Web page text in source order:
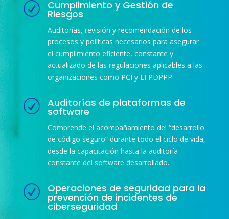
R Cumplimiento y Gestión de
Riesgos
Auditorías, revisión y recomendación de los
procesos y políticas necesarios para asegurar
el cumplimiento eficiente, constante y
actualizado de las regulaciones aplicables a las
organizaciones como PCI y LFPDPPP.
R Auditorías de plataformas de
software
Comprende el acompañamiento del “desarrollo
de código seguro” durante todo el ciclo de vida,
desde la capacitación hasta la auditoría
constante del software desarrollado.
R Operaciones de seguridad para la
prevención de incidentes de
ciberseguridad